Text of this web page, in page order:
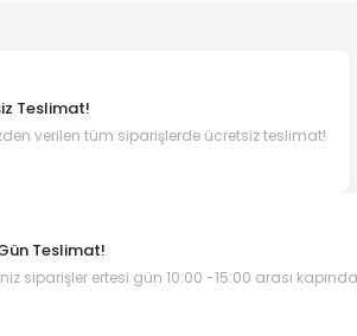
Teslimat!
verilen tüm siparişlerde ücretsiz teslimat!
Teslimat!
siparişler ertesi gün 10:00 -15:00 arası